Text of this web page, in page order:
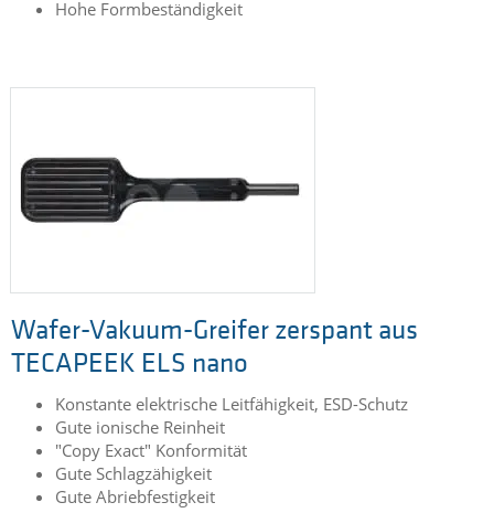
Hohe Formbeständigkeit
Wafer-Vakuum-Greifer zerspant aus
TECAPEEK ELS nano
Konstante elektrische Leitfähigkeit, ESD-Schutz
Gute ionische Reinheit
"Copy Exact" Konformität
Gute Schlagzähigkeit
Gute Abriebfestigkeit